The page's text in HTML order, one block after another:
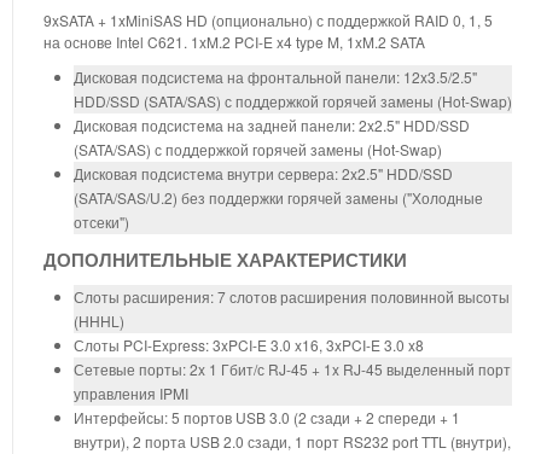
9xSATA + 1xMiniSAS HD (опционально) с поддержкой RAID 0, 1, 5
на основе Intel C621. 1xM.2 PCI-E x4 type M, 1xM.2 SATA
Дисковая подсистема на фронтальной панели: 12x3.5/2.5"
HDD/SSD (SATA/SAS) с поддержкой горячей замены (Hot-Swap)
Дисковая подсистема на задней панели: 2x2.5" HDD/SSD
(SATA/SAS) с поддержкой горячей замены (Hot-Swap)
Дисковая подсистема внутри сервера: 2x2.5" HDD/SSD
(SATA/SAS/U.2) без поддержки горячей замены ("Холодные
отсеки")
ДОПОЛНИТЕЛЬНЫЕ ХАРАКТЕРИСТИКИ
Слоты расширения: 7 слотов расширения половинной высоты
(HHHL)
Слоты PCI-Express: 3xPCI-E 3.0 x16, 3xPCI-E 3.0 x8
Сетевые порты: 2x 1 Гбит/с RJ-45 + 1x RJ-45 выделенный порт
управления IPMI
Интерфейсы: 5 портов USB 3.0 (2 сзади + 2 спереди + 1
внутри), 2 порта USB 2.0 сзади, 1 порт RS232 port TTL (внутри),